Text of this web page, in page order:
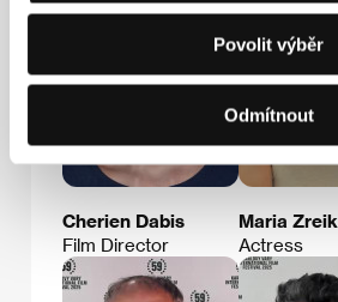
Povolit výběr
Odmítnout
Cherien Dabis
Film Director
Maria Zreik
Actress